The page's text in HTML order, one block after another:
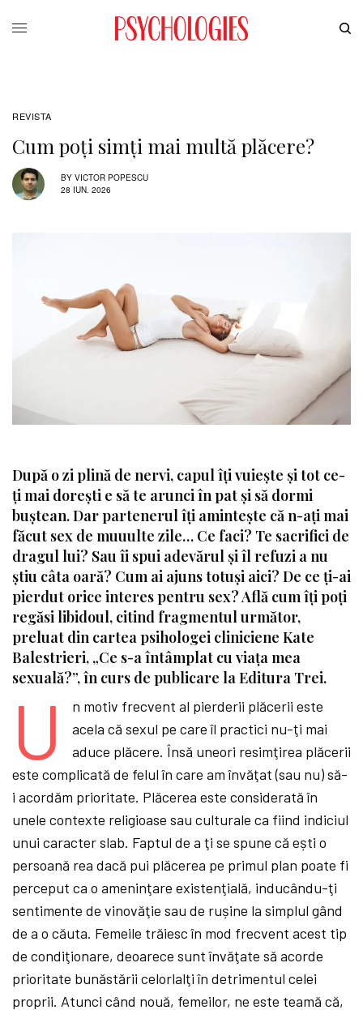
REVISTA
Cum poţi simţi mai multă plăcere?
BY VICTOR POPESCU
28 IUN. 2026
După o zi plină de nervi, capul îţi vuiește și tot ce-
ţi mai dorești e să te arunci în pat și să dormi
buștean. Dar partenerul îţi amintește că n-aţi mai
făcut sex de muuulte zile… Ce faci? Te sacrifici de
dragul lui? Sau îi spui adevărul și îl refuzi a nu
știu câta oară? Cum ai ajuns totuși aici? De ce ţi-ai
pierdut orice interes pentru sex? Află cum îţi poţi
regăsi libidoul, citind fragmentul următor,
preluat din cartea psihologei cliniciene Kate
Balestrieri, „Ce s-a întâmplat cu viaţa mea
sexuală?”, în curs de publicare la Editura Trei.
U
n motiv frecvent al pierderii plăcerii este
acela că sexul pe care îl practici nu-ţi mai
aduce plăcere. Însă uneori resimţirea plăcerii
este complicată de felul în care am învăţat (sau nu) să-
i acordăm prioritate. Plăcerea este considerată în
unele contexte religioase sau culturale ca fiind indiciul
unui caracter slab. Faptul de a ţi se spune că ești o
persoană rea dacă pui plăcerea pe primul plan poate fi
perceput ca o ameninţare existenţială, inducându-ţi
sentimente de vinovăţie sau de rușine la simplul gând
de a o căuta. Femeile trăiesc în mod frecvent acest tip
de condiţionare, deoarece sunt învăţate să acorde
prioritate bunăstării celorlalţi în detrimentul celei
proprii. Atunci când nouă, femeilor, ne este teamă că,